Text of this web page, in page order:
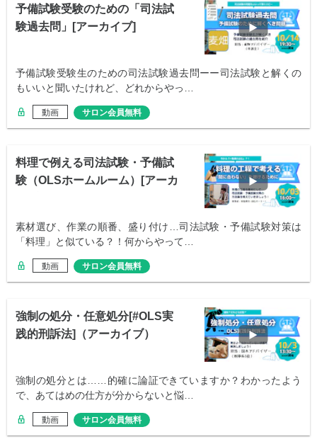
予備試験受験のための「司法試
験過去問」[アーカイブ]
予備試験受験生のための司法試験過去問ーー司法試験と解くの
もいいと聞いたけれど、どれからやっ…
動画 サロン会員無料
料理で例える司法試験・予備試
験（OLSホームルーム）[アーカ
素材選び、作業の順番、盛り付け…司法試験・予備試験対策は
「料理」と似ている？！何からやって…
動画 サロン会員無料
強制の処分・任意処分[#OLS実
践的刑訴法]（アーカイブ）
強制の処分とは……的確に論証できていますか？わかったよう
で、あてはめの仕方が分からないと悩…
動画 サロン会員無料